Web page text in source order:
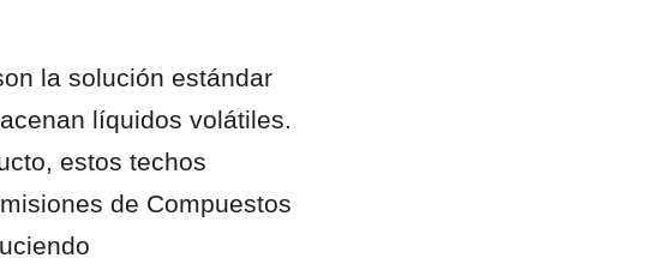
la solución estándar
líquidos volátiles.
estos techos
de Compuestos